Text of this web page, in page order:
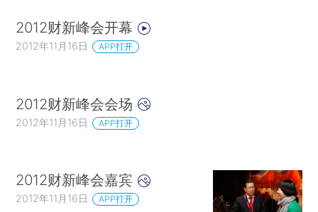
2012财新峰会开幕
2012年11月16日 APP打开
2012财新峰会会场
2012年11月16日 APP打开
2012财新峰会嘉宾
2012年11月16日 APP打开